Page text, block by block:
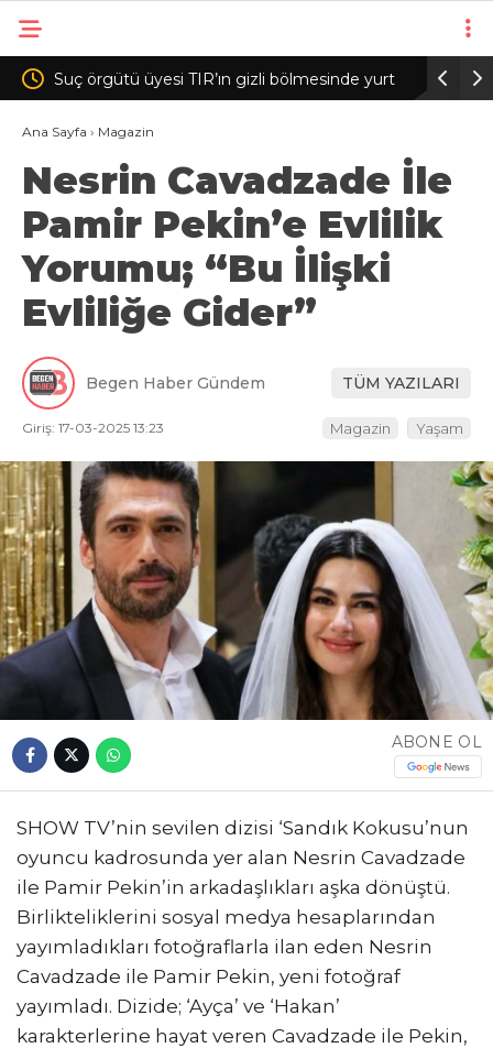
TIR’ın gizli bölmesinde yurt
çalışırken yakalandı
Galatasaray, Çorum FK
Ana Sayfa › Magazin
Nesrin Cavadzade İle
Pamir Pekin’e Evlilik
Yorumu; “Bu İlişki
Evliliğe Gider”
Begen Haber Gündem TÜM YAZILARI
Giriş: 17-03-2025 13:23 Magazin Yaşam
ABONE OL
SHOW TV’nin sevilen dizisi ‘Sandık Kokusu’nun
oyuncu kadrosunda yer alan Nesrin Cavadzade
ile Pamir Pekin’in arkadaşlıkları aşka dönüştü.
Birlikteliklerini sosyal medya hesaplarından
yayımladıkları fotoğraflarla ilan eden Nesrin
Cavadzade ile Pamir Pekin, yeni fotoğraf
yayımladı. Dizide; ‘Ayça’ ve ‘Hakan’
karakterlerine hayat veren Cavadzade ile Pekin,